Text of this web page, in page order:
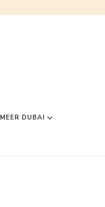
MEER DUBAI